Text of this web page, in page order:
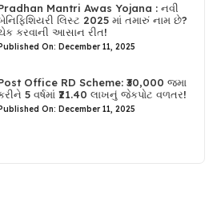
Mantri Awas Yojana : નવી
લિસ્ટ 2025 માં તમારું નામ છે?
કરવાની આસાન રીત!
On: December 11, 2025
Office RD Scheme: ₹30,000 જમા
5 વર્ષમાં ₹21.40 લાખનું જેકપોટ વળતર!
On: December 11, 2025